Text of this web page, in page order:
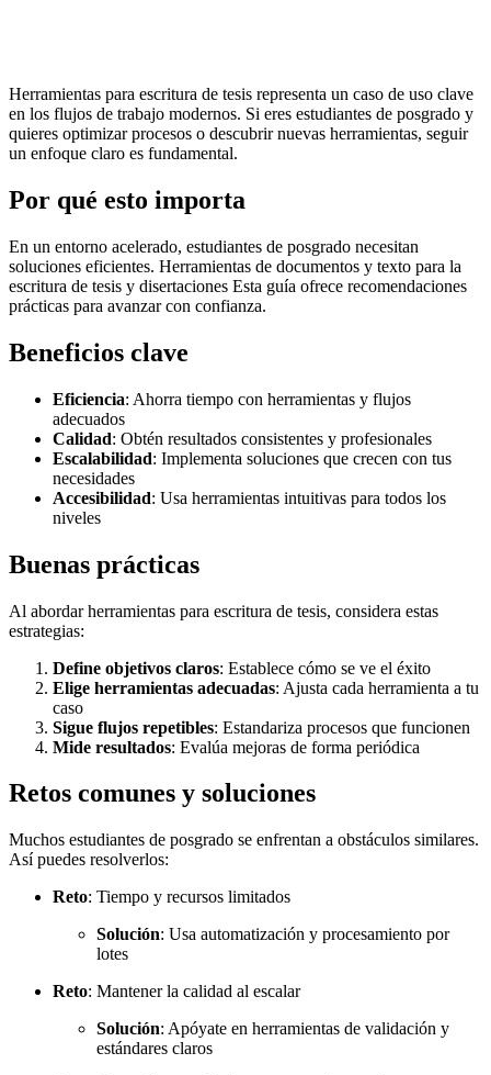
Herramientas para escritura de tesis representa un caso de uso clave
en los flujos de trabajo modernos. Si eres estudiantes de posgrado y
quieres optimizar procesos o descubrir nuevas herramientas, seguir
un enfoque claro es fundamental.
Por qué esto importa
En un entorno acelerado, estudiantes de posgrado necesitan
soluciones eficientes. Herramientas de documentos y texto para la
escritura de tesis y disertaciones Esta guía ofrece recomendaciones
prácticas para avanzar con confianza.
Beneficios clave
Eficiencia: Ahorra tiempo con herramientas y flujos
adecuados
Calidad: Obtén resultados consistentes y profesionales
Escalabilidad: Implementa soluciones que crecen con tus
necesidades
Accesibilidad: Usa herramientas intuitivas para todos los
niveles
Buenas prácticas
Al abordar herramientas para escritura de tesis, considera estas
estrategias:
Define objetivos claros: Establece cómo se ve el éxito
Elige herramientas adecuadas: Ajusta cada herramienta a tu
caso
Sigue flujos repetibles: Estandariza procesos que funcionen
Mide resultados: Evalúa mejoras de forma periódica
Retos comunes y soluciones
Muchos estudiantes de posgrado se enfrentan a obstáculos similares.
Así puedes resolverlos:
Reto: Tiempo y recursos limitados
Solución: Usa automatización y procesamiento por
lotes
Reto: Mantener la calidad al escalar
Solución: Apóyate en herramientas de validación y
estándares claros